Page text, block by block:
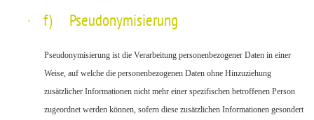
· f) Pseudonymisierung
Pseudonymisierung ist die Verarbeitung personenbezogener Daten in einer
Weise, auf welche die personenbezogenen Daten ohne Hinzuziehung
zusätzlicher Informationen nicht mehr einer spezifischen betroffenen Person
zugeordnet werden können, sofern diese zusätzlichen Informationen gesondert